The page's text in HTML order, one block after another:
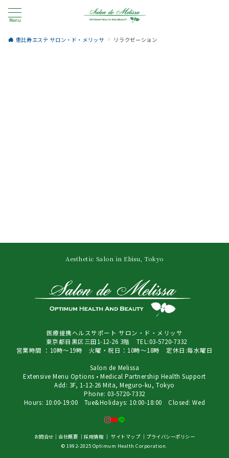
Menu
恵比寿エステ サロン・ド・メリッサ リラクゼーション
Aesthetic Salon in Ebisu, Tokyo
医療提携ヘルスサポート サロン・ド・メリッサ
東京都目黒区三田1-12-26 3階 TEL:03-5720-7332
営業時間 ：10時～19時 火曜・祝日：10時～18時 定休日:毎水曜日
Salon de Melissa
Extensive Menu Options • Medical Partnership Health Support
Add: 3F, 1-12-26 Mita, Meguro-ku, Tokyo
Phone: 03-5720-7332
Hours: 10:00-19:00 Tue&Holidays: 10:00-18:00 Closed: Wed
お問合せ ｜会社概要 ｜採用情報 ｜サイトマップ｜ プライバシーポリシー
© 1992-2025 Optimum Health Corporation.